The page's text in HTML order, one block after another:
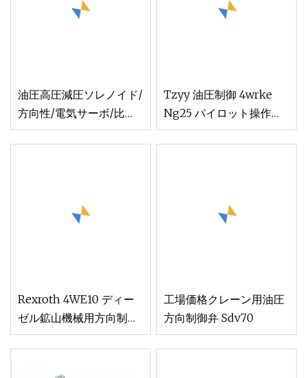
油圧高圧減圧ソレノイド/
方向性/電気サーボ/比例/
方向性/分流制御弁、
Tzyy 油圧制御 4wrke
Ng25 パイロット操作比
例方向弁
Rexroth 4WE10 ディー
ゼル鉱山機械用方向制御
油圧ソレノイド バルブ
工場価格クレーン用油圧
方向制御弁 Sdv70